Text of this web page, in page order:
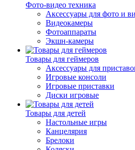
Фото-видео техника
Аксессуары для фото и
Видеокамеры
Фотоаппараты
Экшн-камеры
Товары для геймеров
Аксессуары для
Игровые консоли
Игровые приставки
Диски игровые
Товары для детей
Настольные игры
Канцелярия
Брелоки